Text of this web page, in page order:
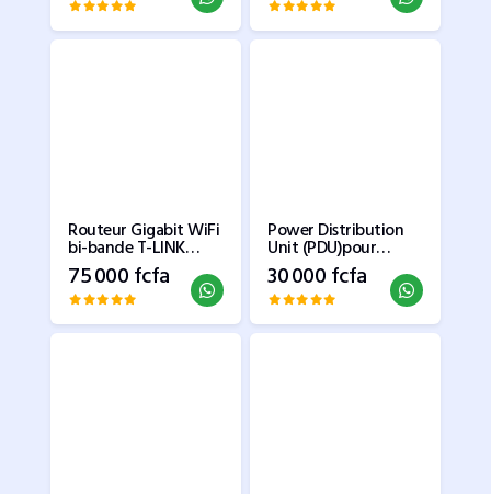
Routeur Gigabit WiFi
bi-bande T-LINK
AC1750
75 000 fcfa
Power Distribution
Unit (PDU)pour
coffret informatique
6 prises
30 000 fcfa